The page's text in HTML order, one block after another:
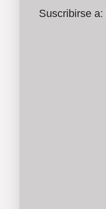
Suscribirse a: